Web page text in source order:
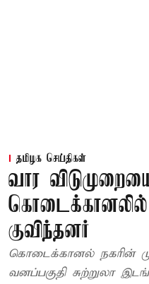
தமிழக செய்திகள்
வார
கொடைக்கானலில்
குவிந்தனர்
கொடைக்கானல் நகரின்
வனப்பகுதி சுற்றுலா